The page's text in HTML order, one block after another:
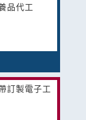
品代工
訂製電子工